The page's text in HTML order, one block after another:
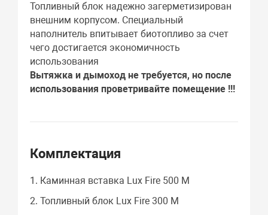
Топливный блок надежно загерметизирован
внешним корпусом. Специальный
наполнитель впитывает биотопливо за счет
чего достигается экономичность
использования
Вытяжка и дымоход не требуется, но после
использования проветривайте помещение !!!
Комплектация
1. Каминная вставка Lux Fire 500 М
2. Топливный блок Lux Fire 300 М